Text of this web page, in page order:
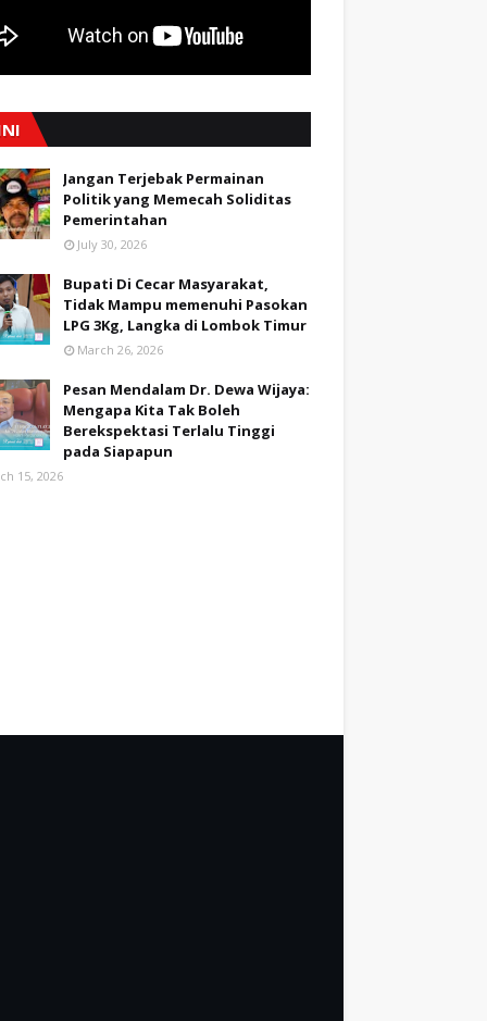
Jangan Terjebak Permainan
Politik yang Memecah Soliditas
Pemerintahan
July 30, 2026
Bupati Di Cecar Masyarakat,
Tidak Mampu memenuhi Pasokan
LPG 3Kg, Langka di Lombok Timur
March 26, 2026
Pesan Mendalam Dr. Dewa Wijaya:
Mengapa Kita Tak Boleh
Berekspektasi Terlalu Tinggi
pada Siapapun
15, 2026